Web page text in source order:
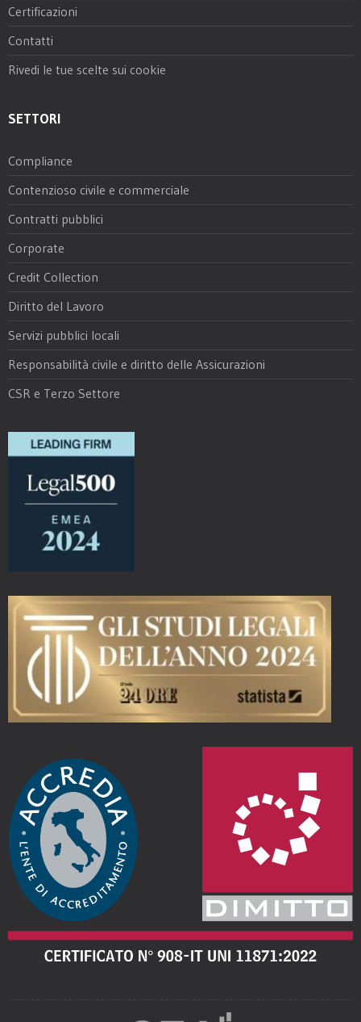
Certificazioni
Contatti
Rivedi le tue scelte sui cookie
SETTORI
Compliance
Contenzioso civile e commerciale
Contratti pubblici
Corporate
Credit Collection
Diritto del Lavoro
Servizi pubblici locali
Responsabilità civile e diritto delle Assicurazioni
CSR e Terzo Settore